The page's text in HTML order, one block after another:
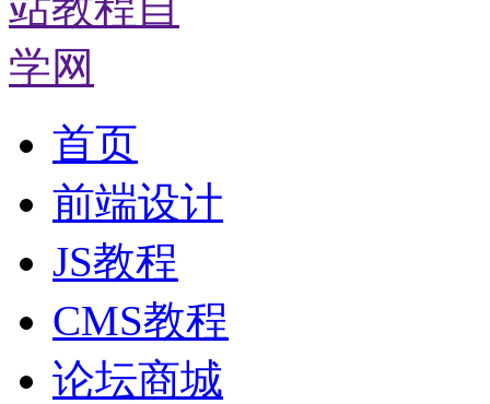
首页
前端设计
JS教程
CMS教程
论坛商城